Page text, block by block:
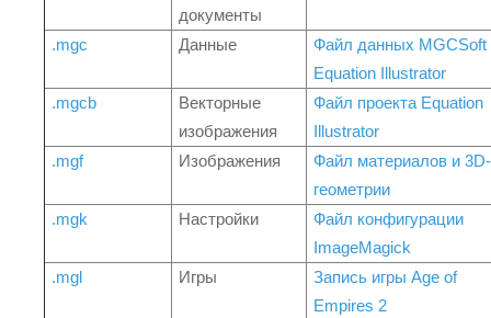
документы
.mgc Данные
Файл данных MGCSoft
Equation Illustrator
.mgcb
Векторные
изображения
Файл проекта Equation
Illustrator
.mgf
Изображения
Файл материалов и 3D-
геометрии
.mgk
Настройки
Файл конфигурации
ImageMagick
.mgl
Игры
Запись игры Age of
Empires 2